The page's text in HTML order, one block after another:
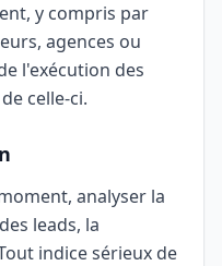
y compris par
agences ou
l'exécution des
celle-ci.
analyser la
leads, la
indice sérieux de